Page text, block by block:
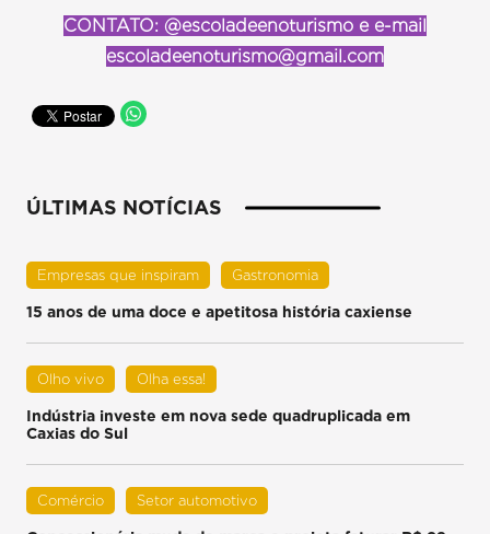
CONTATO: @escoladeenoturismo e e-mail
escoladeenoturismo@gmail.com
ÚLTIMAS NOTÍCIAS
Empresas que inspiram Gastronomia
15 anos de uma doce e apetitosa história caxiense
Olho vivo Olha essa!
Indústria investe em nova sede quadruplicada em
Caxias do Sul
Comércio Setor automotivo